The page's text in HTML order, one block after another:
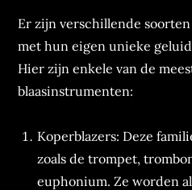
Er zijn verschillende
met hun eigen unieke
Hier zijn enkele van de
blaasinstrumenten:
Koperblazers: Deze
zoals de trompet,
euphonium. Ze worden